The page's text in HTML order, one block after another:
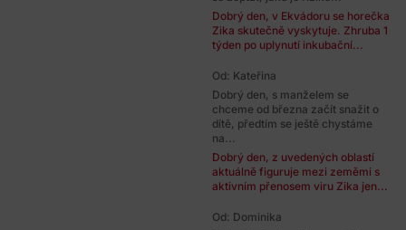
Dobrý den, v Ekvádoru se horečka
Zika skutečně vyskytuje. Zhruba 1
týden po uplynutí inkubační...
Od: Kateřina
Dobrý den, s manželem se
chceme od března začít snažit o
dítě, předtím se ještě chystáme
na...
Dobrý den, z uvedených oblastí
aktuálně figuruje mezi zeměmi s
aktivním přenosem viru Zika jen...
Od: Dominika